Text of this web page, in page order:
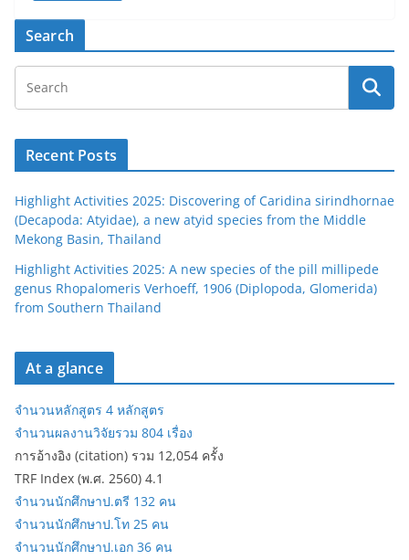
Search
Recent Posts
Highlight Activities 2025: Discovering of Caridina sirindhornae
(Decapoda: Atyidae), a new atyid species from the Middle
Mekong Basin, Thailand
Highlight Activities 2025: A new species of the pill millipede
genus Rhopalomeris Verhoeff, 1906 (Diplopoda, Glomerida)
from Southern Thailand
At a glance
จำนวนหลักสูตร 4 หลักสูตร
จำนวนผลงานวิจัยรวม 804 เรื่อง
การอ้างอิง (citation) รวม 12,054 ครั้ง
TRF Index (พ.ศ. 2560) 4.1
จำนวนนักศึกษาป.ตรี 132 คน
จำนวนนักศึกษาป.โท 25 คน
จำนวนนักศึกษาป.เอก 36 คน